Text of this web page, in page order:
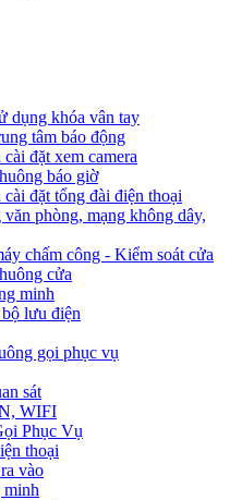
dụng khóa vân tay
tâm báo động
đặt xem camera
báo giờ
đặt tổng đài điện thoại
phòng, mạng không dây,
chấm công - Kiểm soát cửa
cửa
minh
lưu điện
gọi phục vụ
sát
WIFI
Phục Vụ
thoại
vào
minh